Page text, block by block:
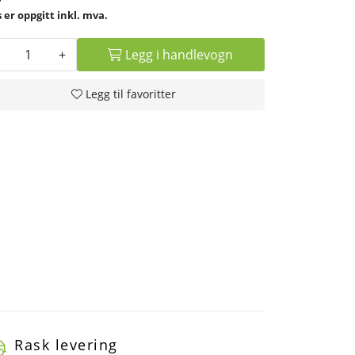
inkl. mva.
+ Legg i handlevogn
Legg til favoritter
Rask levering